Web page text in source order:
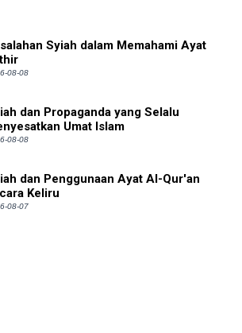
Syiah dalam Memahami Ayat
08-08
dan Propaganda yang Selalu
Umat Islam
08-08
dan Penggunaan Ayat Al-Qur'an
Keliru
08-07